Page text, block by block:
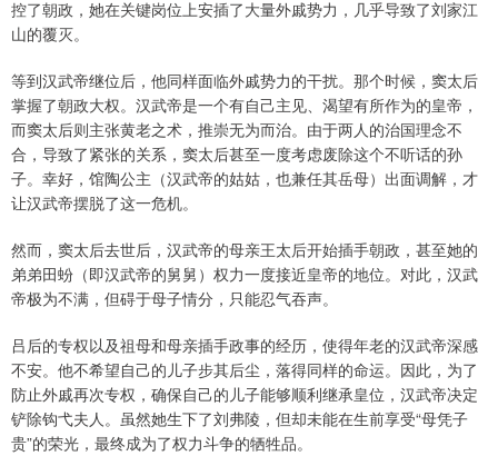
控了朝政，她在关键岗位上安插了大量外戚势力，几乎导致了刘家江
山的覆灭。
等到汉武帝继位后，他同样面临外戚势力的干扰。那个时候，窦太后
掌握了朝政大权。汉武帝是一个有自己主见、渴望有所作为的皇帝，
而窦太后则主张黄老之术，推崇无为而治。由于两人的治国理念不
合，导致了紧张的关系，窦太后甚至一度考虑废除这个不听话的孙
子。幸好，馆陶公主（汉武帝的姑姑，也兼任其岳母）出面调解，才
让汉武帝摆脱了这一危机。
然而，窦太后去世后，汉武帝的母亲王太后开始插手朝政，甚至她的
弟弟田蚡（即汉武帝的舅舅）权力一度接近皇帝的地位。对此，汉武
帝极为不满，但碍于母子情分，只能忍气吞声。
吕后的专权以及祖母和母亲插手政事的经历，使得年老的汉武帝深感
不安。他不希望自己的儿子步其后尘，落得同样的命运。因此，为了
防止外戚再次专权，确保自己的儿子能够顺利继承皇位，汉武帝决定
铲除钩弋夫人。虽然她生下了刘弗陵，但却未能在生前享受“母凭子
贵”的荣光，最终成为了权力斗争的牺牲品。